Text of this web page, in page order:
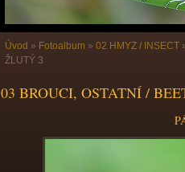
Úvod » Fotoalbum » 02 HMYZ / INSECT
ŽLUTÝ 3
03 BROUCI, OSTATNÍ /